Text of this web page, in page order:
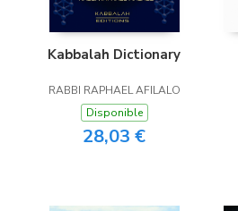
Kabbalah Dictionary
RABBI RAPHAEL AFILALO
Disponible
28,03 €